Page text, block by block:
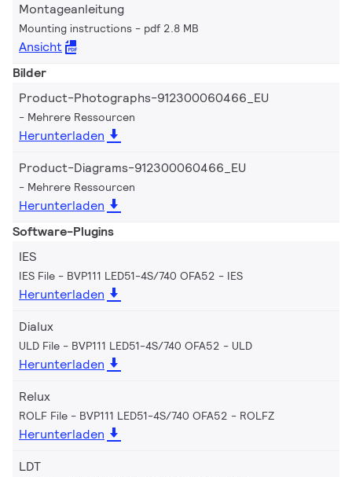
Montageanleitung
Mounting instructions pdf 2.8 MB
Ansicht
Bilder
Product-Photographs-912300060466_EU
Mehrere Ressourcen
Herunterladen
Product-Diagrams-912300060466_EU
Mehrere Ressourcen
Herunterladen
Software-Plugins
IES
IES File - BVP111 LED51-4S/740 OFA52 IES
Herunterladen
Dialux
ULD File - BVP111 LED51-4S/740 OFA52 ULD
Herunterladen
Relux
ROLF File - BVP111 LED51-4S/740 OFA52 ROLFZ
Herunterladen
LDT